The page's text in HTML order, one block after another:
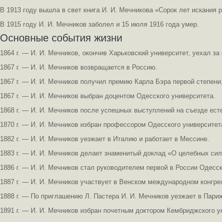
В 1913 году вышла в свет книга И. И. Мечникова «Сорок лет искания
В 1915 году И. И. Мечников заболел и 15 июля 1916 года умер.
Основные события жизни
1864 г. — И. И. Мечников, окончив Харьковский университет, уехал за
1867 г. — И. И. Мечников возвращается в Россию.
1867 г. — И. И. Мечников получил премию Карла Бэра первой
1867 г. — И. И. Мечников выбран доцентом Одесского университета.
1868 г. — И. И. Мечников после успешных выступлений на съезде
1870 г. — И. И. Мечников избран профессором Одесского
1882 г. — И. И. Мечников уезжает в Италию и работает в Мессине.
1883 г. — И. И. Мечников делает знаменитый доклад «О целебных
1886 г. — И. И. Мечников стал руководителем первой в России
1887 г. — И. И. Мечников участвует в Венском международном
1888 г. — По приглашению Л. Пастера И. И. Мечников уезжает в
1891 г. — И. И. Мечников избран почетным доктором Кембриджского